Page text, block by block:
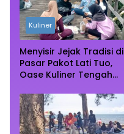
Kuliner
Menyisir Jejak Tradisi di
Pasar Pakot Lati Tuo,
Oase Kuliner Tengah